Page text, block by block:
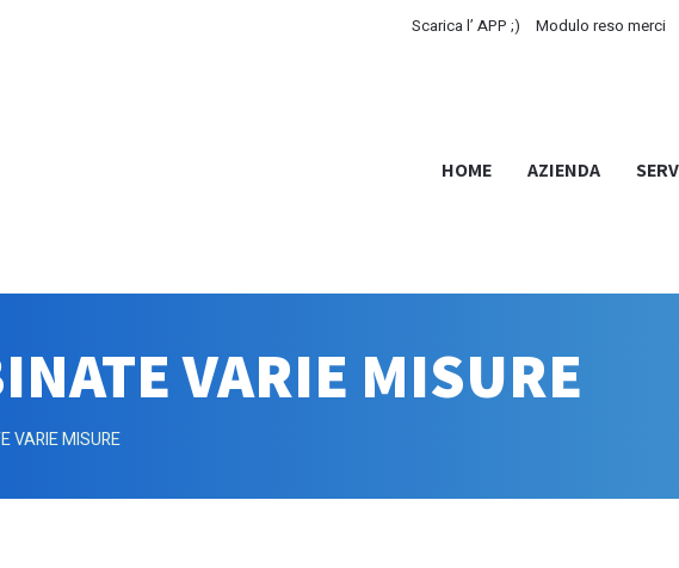
Scarica l’ APP ;) Modulo reso merci
HOME AZIENDA
VARIE MISURE
VARIE MISURE